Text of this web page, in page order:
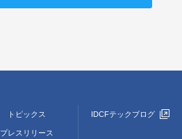
トピックス
プレスリリース
IDCFテックブログ